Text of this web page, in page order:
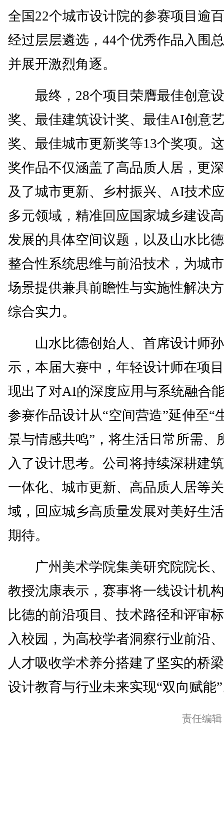
全国22个城市设计院的参赛项目逾
经过层层遴选，44个优秀作品入围
并展开激烈角逐。
最终，28个项目荣膺最佳创意
奖、最佳建筑设计奖、最佳AI创意
奖、最佳城市更新奖等13个奖项。
奖作品不仅涵盖了高品质人居，更
及了城市更新、乡村振兴、AI技术
多元领域，精准回应国家城乡建设
发展的具体空间议题，以及山水比
整合性系统思维与前沿技术，为城
场景提供兼具前瞻性与实施性解决
综合实力。
山水比德创始人、首席设计师
示，本届大赛中，年轻设计师在项
现出了对AI的深度应用与系统融合
参赛作品设计从“空间营造”延伸至“
景与情感共鸣”，将生活日常所需、
入了设计思考。公司将持续深耕建
一体化、城市更新、高品质人居等
域，回应城乡高质量发展对美好生
期待。
广州美术学院集美研究院院长
教授沈康表示，赛事将一线设计机
比德的前沿项目、技术路径和评审
入校园，为高校学者洞察行业前沿
人才吸收学术养分搭建了坚实的桥
设计教育与行业未来实现“双向赋能
责任编